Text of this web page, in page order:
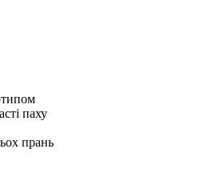
паху
прань